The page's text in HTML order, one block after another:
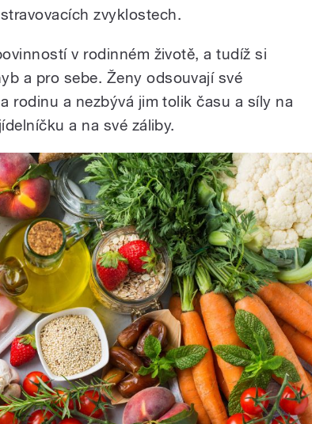
stravovacích zvyklostech.
v rodinném životě, a tudíž si
a pro sebe. Ženy odsouvají své
rodinu a nezbývá jim tolik času a síly na
a na své záliby.